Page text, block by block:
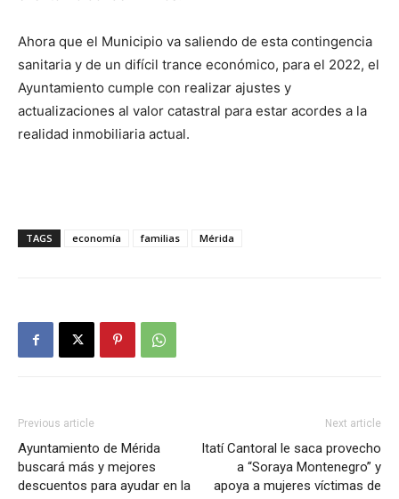
Ahora que el Municipio va saliendo de esta contingencia
sanitaria y de un difícil trance económico, para el 2022, el
Ayuntamiento cumple con realizar ajustes y
actualizaciones al valor catastral para estar acordes a la
realidad inmobiliaria actual.
TAGS economía familias Mérida
Previous article
Ayuntamiento de Mérida
buscará más y mejores
descuentos para ayudar en la
Next article
Itatí Cantoral le saca provecho
a “Soraya Montenegro” y
apoya a mujeres víctimas de